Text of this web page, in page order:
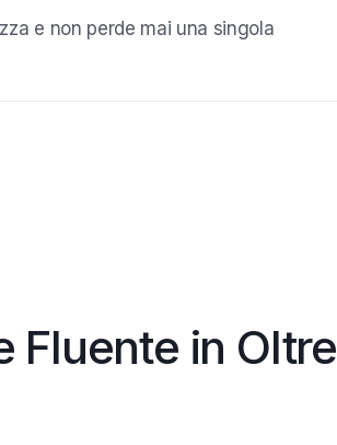
e non perde mai una singola
Fluente in Oltre